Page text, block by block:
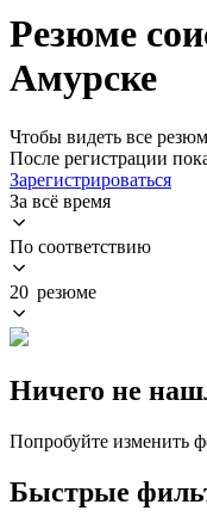
Резюме
Амурске
Чтобы видеть все
После регистрации
Зарегистрироваться
За всё время
По соответствию
20 резюме
Ничего не
Попробуйте изменить
Быстрые